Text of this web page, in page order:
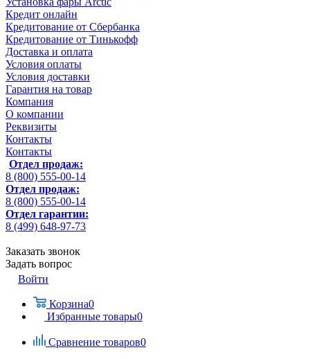
Кредит онлайн
Кредитование от Сбербанка
Кредитование от Тинькофф
Доставка и оплата
Условия оплаты
Условия доставки
Гарантия на товар
Компания
О компании
Реквизиты
Контакты
Контакты
Отдел продаж:
8 (800) 555-00-14
Отдел продаж:
8 (800) 555-00-14
Отдел гарантии:
8 (499) 648-97-73
Заказать звонок
Задать вопрос
Войти
Корзина0
Избранные товары0
Сравнение товаров0